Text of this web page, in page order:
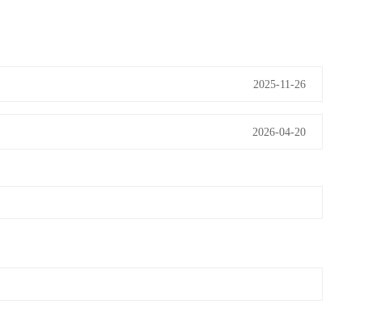
2025-11-26
2026-04-20